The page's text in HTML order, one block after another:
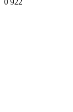
0 922